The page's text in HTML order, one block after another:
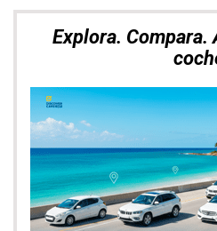
Explora.